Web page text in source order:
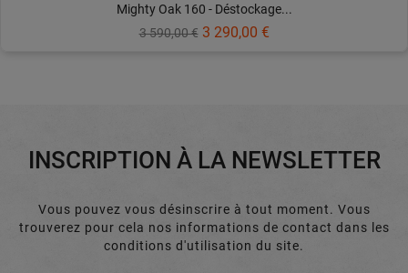
Mighty Oak 160 - Déstockage...
Prix
3 590,00 € Prix
3 290,00 €
INSCRIPTION À LA NEWSLETTER
Vous pouvez vous désinscrire à tout moment. Vous
trouverez pour cela nos informations de contact dans les
conditions d'utilisation du site.